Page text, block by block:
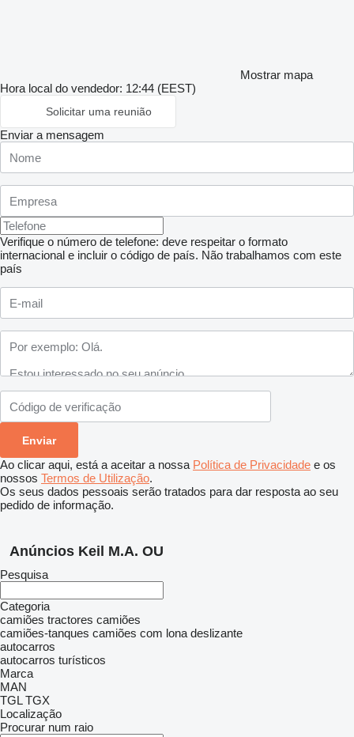
Mostrar mapa
Hora local do vendedor: 12:44 (EEST)
Solicitar uma reunião
Enviar a mensagem
Verifique o número de telefone: deve respeitar o formato
internacional e incluir o código de país. Não trabalhamos com este
país
Ao clicar aqui, está a aceitar a nossa Política de Privacidade e os
nossos Termos de Utilização.
Os seus dados pessoais serão tratados para dar resposta ao seu
pedido de informação.
Anúncios Keil M.A. OU
Pesquisa
Categoria
camiões tractores camiões
camiões-tanques camiões com lona deslizante
autocarros
autocarros turísticos
Marca
MAN
TGL TGX
Localização
Procurar num raio